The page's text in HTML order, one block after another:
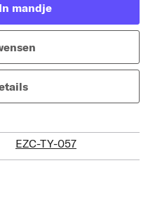
In mandje
EZC-TY-057